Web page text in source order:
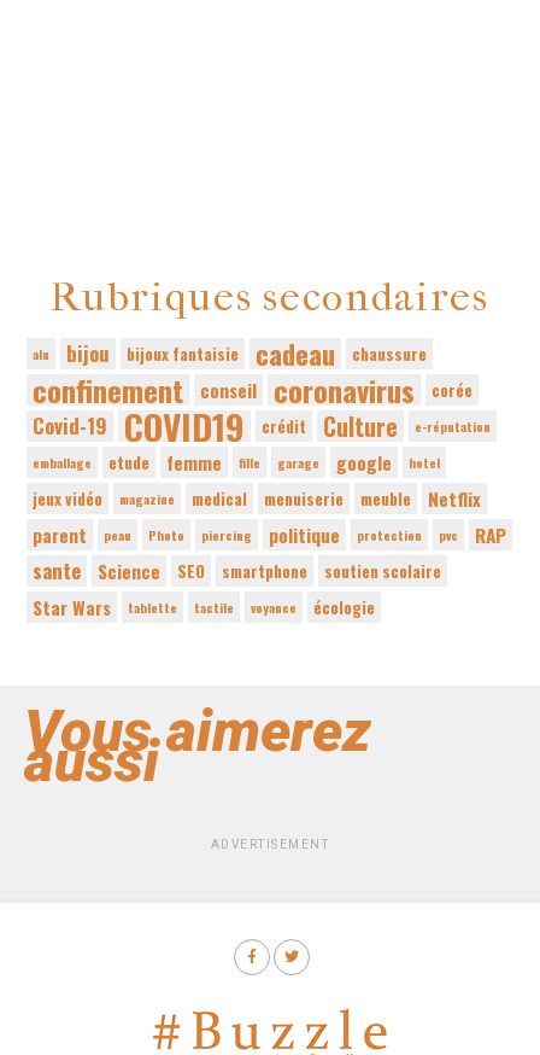
Rubriques secondaires
alu bijou bijoux fantaisie cadeau chaussure
confinement conseil coronavirus corée
Covid-19 COVID19 crédit Culture
e-réputation
emballage
etude femme fille garage google hotel
jeux vidéo magazine medical menuiserie meuble
Netflix
parent
peau Photo piercing politique protection pvc RAP
sante Science SEO smartphone soutien scolaire
Star Wars tablette tactile voyance écologie
Vous aimerez
aussi
ADVERTISEMENT